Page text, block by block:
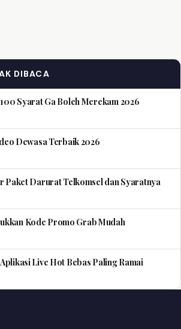
DIBACA
Syarat Ga Boleh Merekam 2026
Dewasa Terbaik 2026
Paket Darurat Telkomsel dan Syaratnya
Kode Promo Grab Mudah
Live Hot Bebas Paling Ramai